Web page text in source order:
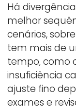
Há
melhor
cenários,
tem mais de
tempo, como
insuficiência
ajuste fino
exames e